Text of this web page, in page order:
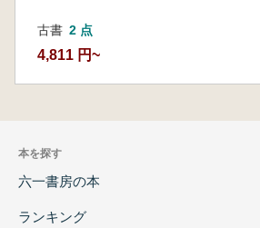
古書 2 点
4,811 円~
本を探す
六一書房の本
ランキング